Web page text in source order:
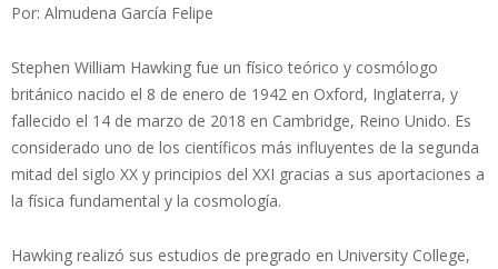
Por: Almudena García Felipe
Stephen William Hawking fue un físico teórico y cosmólogo
británico nacido el 8 de enero de 1942 en Oxford, Inglaterra, y
fallecido el 14 de marzo de 2018 en Cambridge, Reino Unido. Es
considerado uno de los científicos más influyentes de la segunda
mitad del siglo XX y principios del XXI gracias a sus aportaciones a
la física fundamental y la cosmología.
Hawking realizó sus estudios de pregrado en University College,